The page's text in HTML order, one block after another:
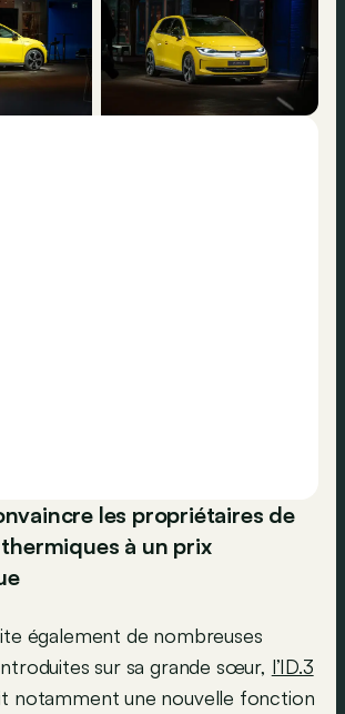
les propriétaires de
à un prix
également de nombreuses
sur sa grande sœur, l’ID.3
notamment une nouvelle fonction